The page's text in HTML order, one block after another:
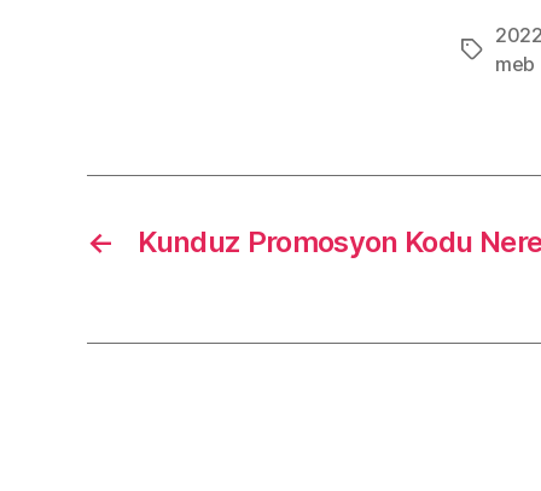
Etiketler
meb
← Kunduz Promosyon Kodu